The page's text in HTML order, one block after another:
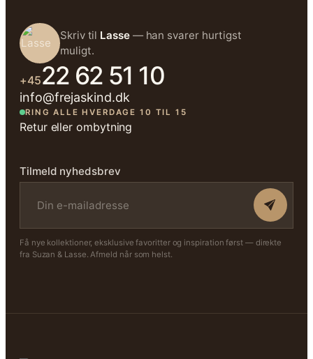
Skriv til Lasse— han svarer hurtigst
muligt.
+4522 62 51 10
info@frejaskind.dk
RING ALLE HVERDAGE 10 TIL 15
Retur eller ombytning
Tilmeld nyhedsbrev
Få nye kollektioner, eksklusive favoritter og inspiration først — direkte
fra Suzan & Lasse. Afmeld når som helst.